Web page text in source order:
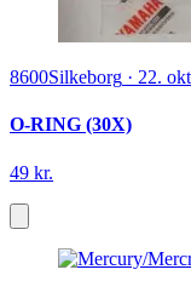
8600Silkeborg · 22.
O-RING (30X)
49 kr.